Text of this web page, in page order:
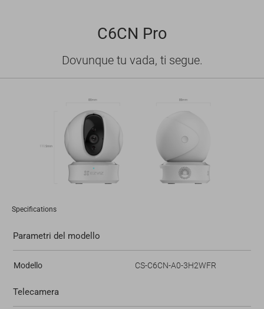
C6CN Pro
Dovunque tu vada, ti segue.
Specifications
Parametri del modello
Modello CS-C6CN-A0-3H2WFR
Telecamera